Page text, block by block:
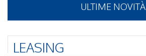
ULTIME NOVITÀ
LEASING